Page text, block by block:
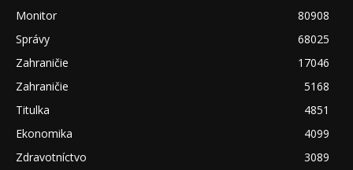
Monitor
80908
Správy
68025
Zahraničie
17046
Zahraničie
5168
Titulka
4851
Ekonomika
4099
Zdravotníctvo
3089